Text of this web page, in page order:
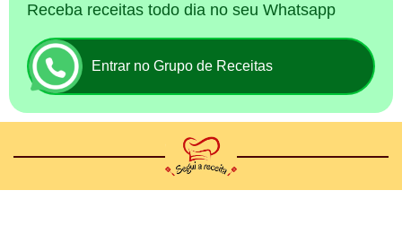
Receba receitas todo dia no seu Whatsapp
Entrar no Grupo de Receitas